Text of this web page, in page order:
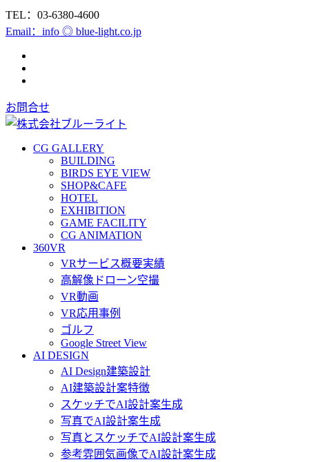
TEL：03-6380-4600
Email：info ◎ blue-light.co.jp
お問合せ
CG GALLERY
BUILDING
BIRDS EYE VIEW
SHOP&CAFE
HOTEL
EXHIBITION
GAME FACILITY
CG ANIMATION
360VR
VRサービス概要実績
高解像ドローン空撮
VR動画
VR応用事例
ゴルフ
Google Street View
AI DESIGN
AI Design建築設計
AI建築設計案特徴
スケッチでAI設計案生成
写真でAI設計案生成
写真とスケッチでAI設計案生成
参考雰囲気画像でAI設計案生成